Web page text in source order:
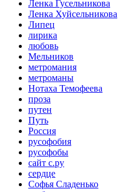
Ленка Гусельникова
Ленка Хуйсельникова
Липец
лирика
любовь
Мельников
метромания
метроманы
Нотаха Темофеева
проза
путен
Путь
Россия
русофобия
русофобы
сайт с.ру
сердце
Софья Сладенько